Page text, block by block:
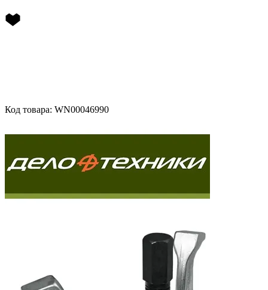
Код товара: WN00046990